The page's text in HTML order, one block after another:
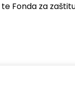
Fonda za